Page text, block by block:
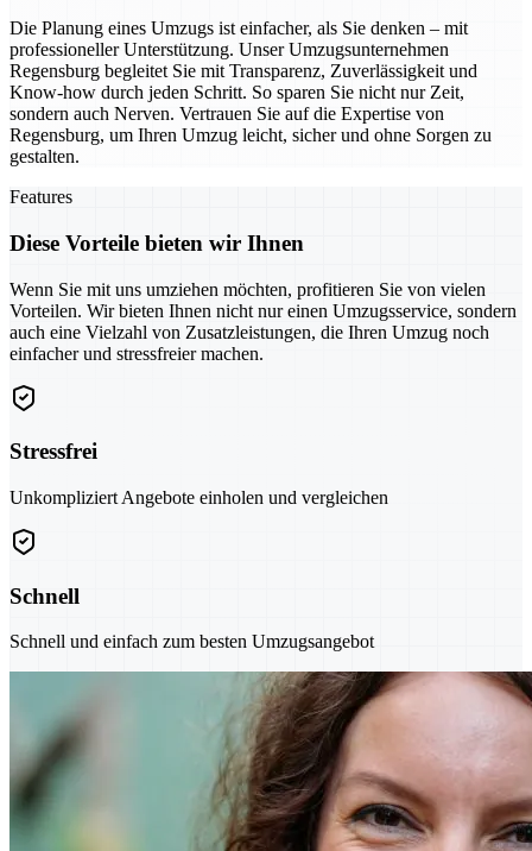
Die Planung eines Umzugs ist einfacher, als Sie denken – mit
professioneller Unterstützung. Unser Umzugsunternehmen
Regensburg begleitet Sie mit Transparenz, Zuverlässigkeit und
Know-how durch jeden Schritt. So sparen Sie nicht nur Zeit,
sondern auch Nerven. Vertrauen Sie auf die Expertise von
Regensburg, um Ihren Umzug leicht, sicher und ohne Sorgen zu
gestalten.
Features
Diese Vorteile bieten wir Ihnen
Wenn Sie mit uns umziehen möchten, profitieren Sie von vielen
Vorteilen. Wir bieten Ihnen nicht nur einen Umzugsservice, sondern
auch eine Vielzahl von Zusatzleistungen, die Ihren Umzug noch
einfacher und stressfreier machen.
Stressfrei
Unkompliziert Angebote einholen und vergleichen
Schnell
Schnell und einfach zum besten Umzugsangebot